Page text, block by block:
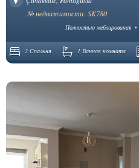
№ недвижимости: SK780
Полностью меблированая
2 Спальня 1 Ванная комната